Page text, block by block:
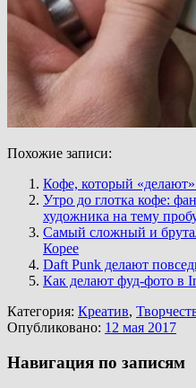
Похожие записи:
Кофе, который
Утро до глотка кофе:
художника на тему
Самый сложный и
Корее
Daft Punk делают
Как делают фуд-фото в
Категория: Креатив,
Опубликовано: 12 мая 2017
Навигация по записям